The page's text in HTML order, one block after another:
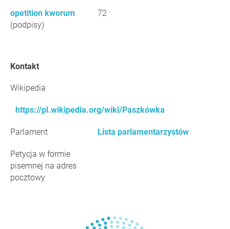
opetition kworum
(podpisy)
72
Kontakt
Wikipedia
https://pl.wikipedia.org/wiki/Paszkówka
Parlament Lista parlamentarzystów
Petycja w formie
pisemnej na adres
pocztowy